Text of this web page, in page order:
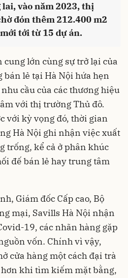
vào năm 2023, thị
đón thêm 212.400 m2
tới từ 15 dự án.
lớn cùng sự trở lại của
bán lẻ tại Hà Nội hứa hẹn
cầu của các thương hiệu
với thị trường Thủ đô.
với kỳ vọng đó, thời gian
Hà Nội ghi nhận việc xuất
trống, kể cả ở phân khúc
đế bán lẻ hay trung tâm
Giám đốc Cấp cao, Bộ
mại, Savills Hà Nội nhận
19, các nhãn hàng gặp
vốn. Chính vì vậy,
cửa hàng một cách đại trà
khi tìm kiếm mặt bằng,